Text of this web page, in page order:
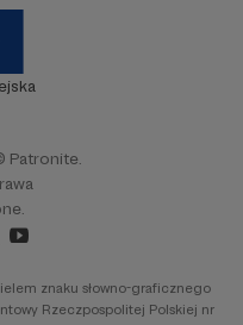
Patronite.
znaku słowno-graficznego
Rzeczpospolitej Polskiej nr